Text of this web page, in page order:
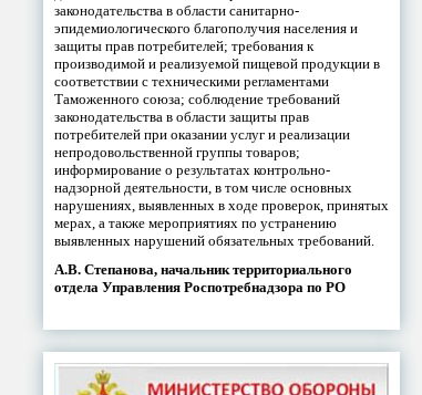
законодательства в области санитарно-
эпидемиологического благополучия населения и
защиты прав потребителей; требования к
производимой и реализуемой пищевой продукции в
соответствии с техническими регламентами
Таможенного союза; соблюдение требований
законодательства в области защиты прав
потребителей при оказании услуг и реализации
непродовольственной группы товаров;
информирование о результатах контрольно-
надзорной деятельности, в том числе основных
нарушениях, выявленных в ходе проверок, принятых
мерах, а также мероприятиях по устранению
выявленных нарушений обязательных требований.
А.В. Степанова, начальник территориального
отдела Управления Роспотребнадзора по РО